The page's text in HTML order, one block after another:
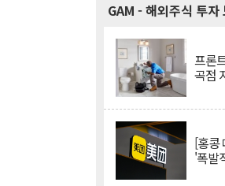
GAM - 해외주식 투자
프론
곡점
[홍콩
'폭발